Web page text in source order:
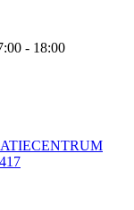
- 18:00